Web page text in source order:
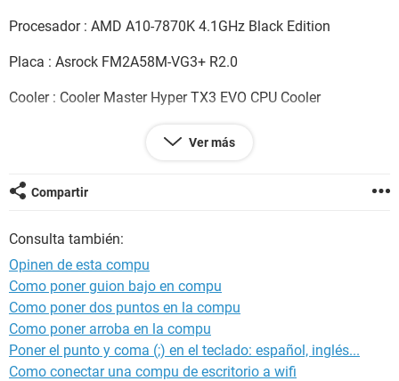
Procesador : AMD A10-7870K 4.1GHz Black Edition
Placa : Asrock FM2A58M-VG3+ R2.0
Cooler : Cooler Master Hyper TX3 EVO CPU Cooler
RAM : G.Skill Ripjaws X Blue DDR3 2133 8GB 2x4GB CL9
Terabyte.
funcionar con el procesador para dar un mejor rendimiento
grafico y elegí esta grafica :).
Caja y Fuente : Tacens Anima con una fuente de
alimentacion de 500W incluida en la misma torre.
Sistema Operativo : Microsoft Windows 7 Professional
64bits OEM Service Pack 1
Ver más
Compartir
Consulta también:
Opinen de esta compu
Como poner guion bajo en compu
Como poner dos puntos en la compu
Como poner arroba en la compu
Poner el punto y coma (;) en el teclado: español, inglés...
Como conectar una compu de escritorio a wifi